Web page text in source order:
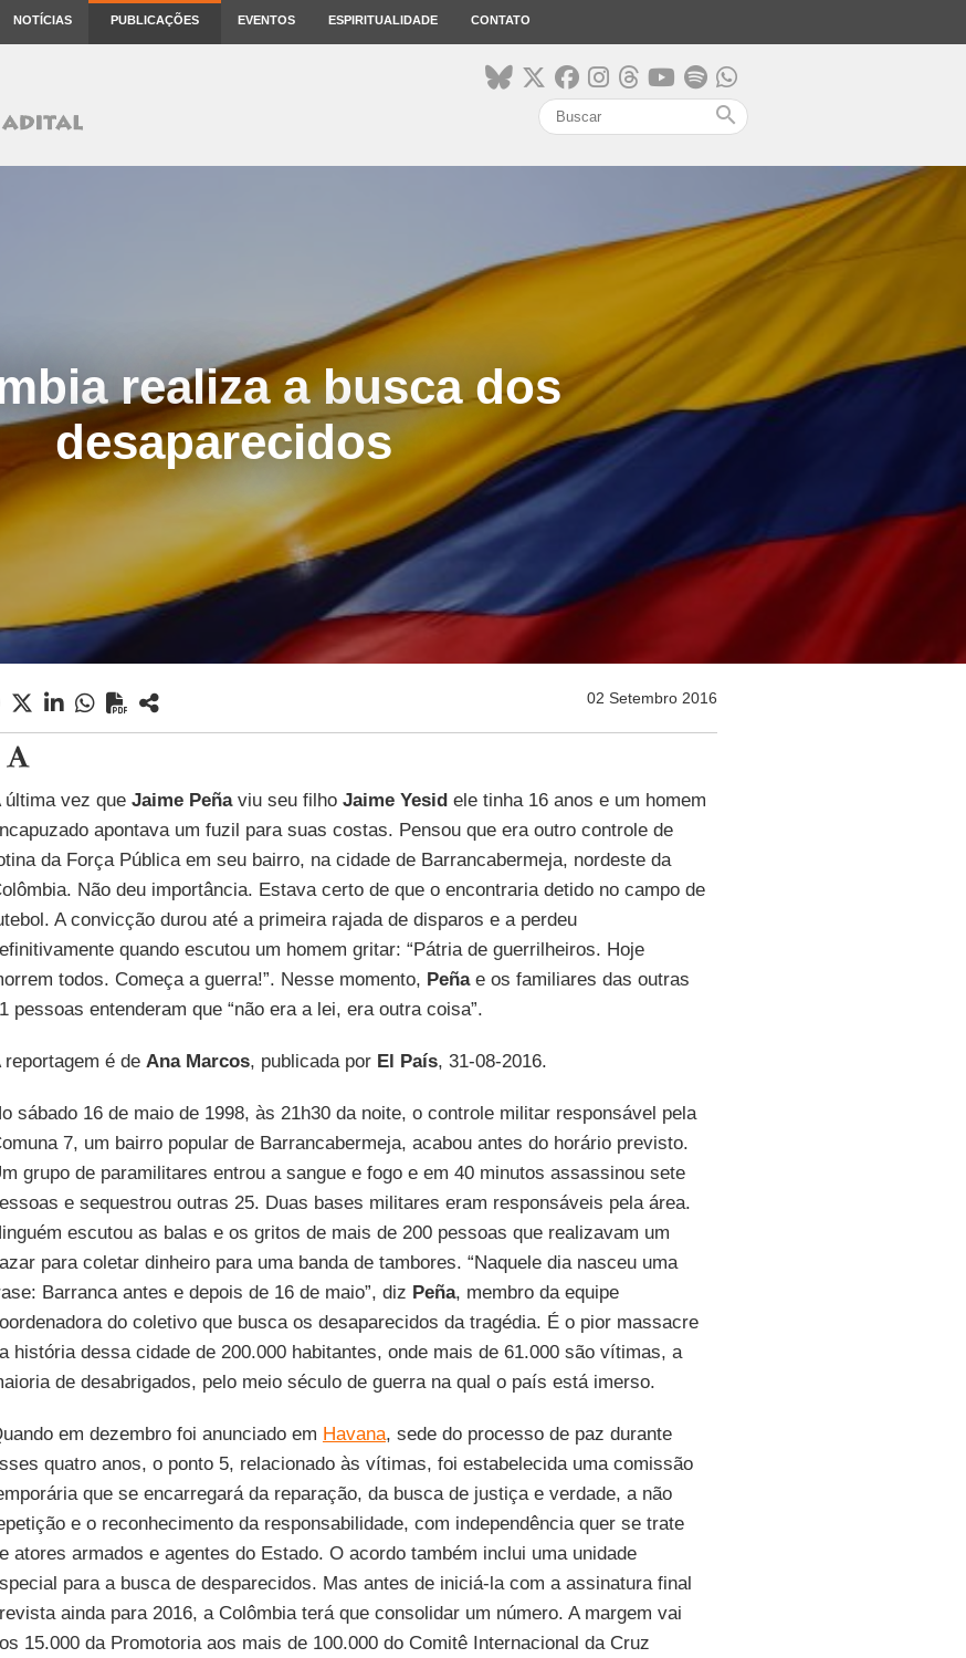
NOTÍCIAS PUBLICAÇÕES EVENTOS ESPIRITUALIDADE CONTATO
search
realiza a busca dos
desaparecidos
02 Setembro 2016
última vez que Jaime Peñaviu seu filho Jaime Yesidele tinha 16 anos e um homem
apontava um fuzil para suas costas. Pensou que era outro controle de
da Força Pública em seu bairro, na cidade de Barrancabermeja, nordeste da
Não deu importância. Estava certo de que o encontraria detido no campo de
A convicção durou até a primeira rajada de disparos e a perdeu
quando escutou um homem gritar: “Pátria de guerrilheiros. Hoje
todos. Começa a guerra!”. Nesse momento, Peñae os familiares das outras
pessoas entenderam que “não era a lei, era outra coisa”.
reportagem é de Ana Marcos, publicada por El País, 31-08-2016.
sábado 16 de maio de 1998, às 21h30 da noite, o controle militar responsável pela
7, um bairro popular de Barrancabermeja, acabou antes do horário previsto.
grupo de paramilitares entrou a sangue e fogo e em 40 minutos assassinou sete
e sequestrou outras 25. Duas bases militares eram responsáveis pela área.
escutou as balas e os gritos de mais de 200 pessoas que realizavam um
para coletar dinheiro para uma banda de tambores. “Naquele dia nasceu uma
Barranca antes e depois de 16 de maio”, diz Peña, membro da equipe
do coletivo que busca os desaparecidos da tragédia. É o pior massacre
história dessa cidade de 200.000 habitantes, onde mais de 61.000 são vítimas, a
de desabrigados, pelo meio século de guerra na qual o país está imerso.
em dezembro foi anunciado em Havana, sede do processo de paz durante
quatro anos, o ponto 5, relacionado às vítimas, foi estabelecida uma comissão
que se encarregará da reparação, da busca de justiça e verdade, a não
e o reconhecimento da responsabilidade, com independência quer se trate
atores armados e agentes do Estado. O acordo também inclui uma unidade
para a busca de desparecidos. Mas antes de iniciá-la com a assinatura final
ainda para 2016, a Colômbia terá que consolidar um número. A margem vai
15.000 da Promotoria aos mais de 100.000 do Comitê Internacional da Cruz